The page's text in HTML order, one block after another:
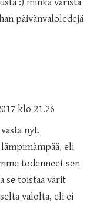
päivänvaloledejä
klo 21.26
nyt.
eli
todenneet sen
se toistaa värit
valolta, eli ei